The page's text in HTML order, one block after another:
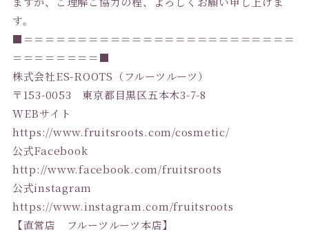
す。
■＝＝＝＝＝＝＝＝＝＝＝＝＝＝＝＝＝＝＝＝＝＝＝＝＝
＝＝＝＝＝＝＝＝■
株式会社ES-ROOTS（フルーツルーツ）
〒153-0053 東京都目黒区五本木3-7-8
WEBサイト
https://www.fruitsroots.com/cosmetic/
公式Facebook
http://www.facebook.com/fruitsroots
公式instagram
https://www.instagram.com/fruitsroots
【直営店 フルーツルーツ本店】